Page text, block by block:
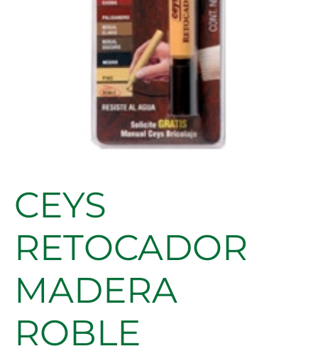
CEYS
RETOCADOR
MADERA
ROBLE